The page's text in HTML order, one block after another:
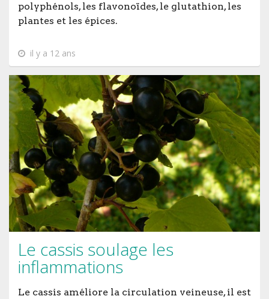
polyphénols, les flavonoïdes, le glutathion, les
plantes et les épices.
il y a 12 ans
Le cassis soulage les
inflammations
Le cassis améliore la circulation veineuse, il est